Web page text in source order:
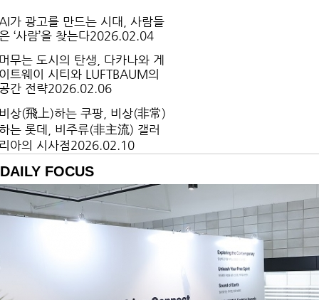
가 광고를 만드는 시대, 사람들
‘사람’을 찾는다2026.02.04
무는 도시의 탄생, 다카나와 게
트웨이 시티와 LUFTBAUM의
간 전략2026.02.06
상(飛上)하는 쿠팡, 비상(非常)
는 롯데, 비주류(非主流) 갤러
아의 시사점2026.02.10
고 없는 옷이 주는 심리적 안정
2026.02.12
성장 시대를 돌파한 유일한 해
책은 ‘팬심’2026.02.09
DAILY FOCUS